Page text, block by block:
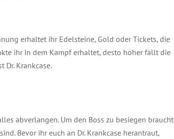
erhaltet ihr Edelsteine, Gold oder Tickets, die
ihr in dem Kampf erhaltet, desto höher fällt die
Dr. Krankcase.
abverlangen. Um den Boss zu besiegen braucht
Bevor ihr euch an Dr. Krankcase herantraut,